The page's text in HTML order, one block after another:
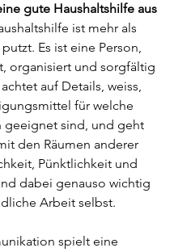
gute Haushaltshilfe aus
ist mehr als
Es ist eine Person,
organisiert und sorgfältig
auf Details, weiss,
für welche
geeignet sind, und geht
den Räumen anderer
Pünktlichkeit und
dabei genauso wichtig
Arbeit selbst.
spielt eine